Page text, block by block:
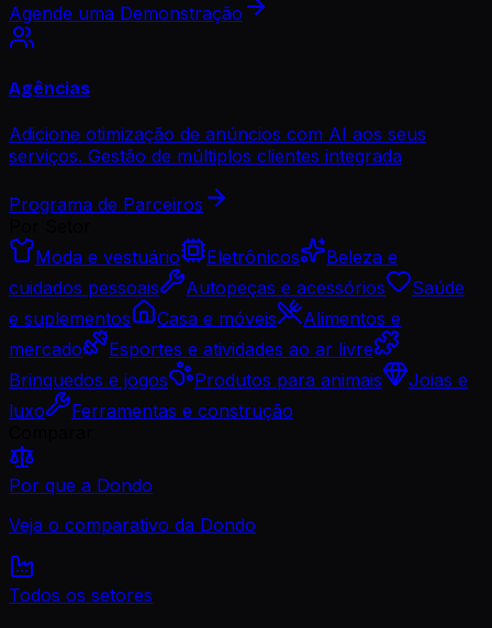
Agende uma Demonstração
Agências
Adicione otimização de anúncios com AI aos seus
serviços. Gestão de múltiplos clientes integrada
Programa de Parceiros
Moda e vestuário
Eletrônicos
Beleza e
cuidados pessoais
Autopeças e acessórios
Saúde
e suplementos
Casa e móveis
Alimentos e
mercado
Esportes e atividades ao ar livre
Brinquedos e jogos
Produtos para animais
Joias e
luxo
Ferramentas e construção
Por que a Dondo
Veja o comparativo da Dondo
Todos os setores